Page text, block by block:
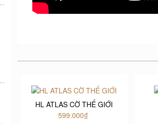
HL ATLAS CỜ THẾ GIỚI
599.000₫